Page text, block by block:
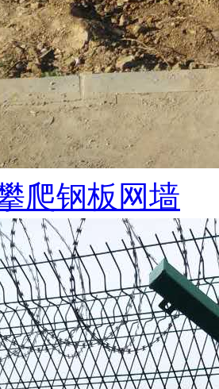
爬钢板网墙